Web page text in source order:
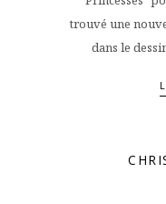
trouvé une
dans le